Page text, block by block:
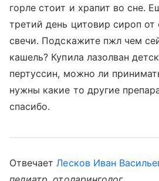
горле стоит и храпит во сне.
третий день цитовир сироп
свечи. Подскажите пжл чем
кашель? Купила лазолван
пертуссин, можно ли
нужны какие то другие
спасибо.
ОтвечаетЛесков Иван